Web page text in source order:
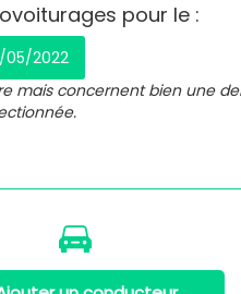
pour le :
05/2022
mais concernent bien une